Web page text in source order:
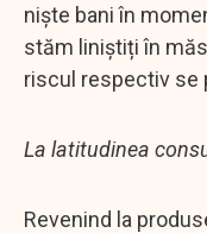
niște bani în
stăm liniștiți în
riscul respectiv se
La latitudinea
Revenind la